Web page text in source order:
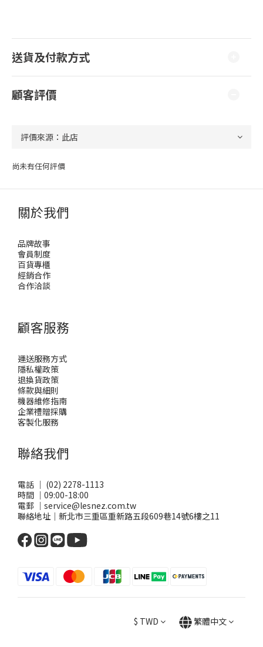
送貨及付款方式
顧客評價
尚未有任何評價
關於我們
品牌故事
會員制度
百貨專櫃
經銷合作
合作洽談
顧客服務
運送服務方式
隱私權政策
退換貨政策
條款與細則
機器維修指南
企業禮贈採購
客製化服務
聯絡我們
電話 ｜ (02) 2278-1113
時間 ｜09:00-18:00
電郵 ｜service@lesnez.com.tw
聯絡地址｜新北市三重區重新路五段609巷14號6樓之11
$ TWD 繁體中文